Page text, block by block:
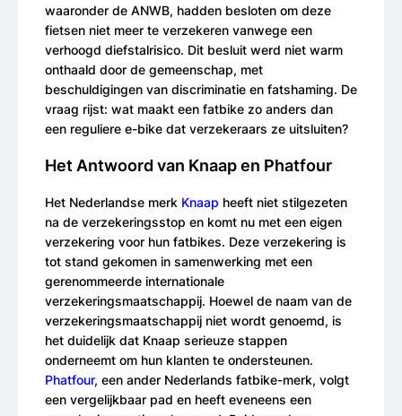
waaronder de ANWB, hadden besloten om deze
fietsen niet meer te verzekeren vanwege een
verhoogd diefstalrisico. Dit besluit werd niet warm
onthaald door de gemeenschap, met
beschuldigingen van discriminatie en fatshaming. De
vraag rijst: wat maakt een fatbike zo anders dan
een reguliere e-bike dat verzekeraars ze uitsluiten?
Het Antwoord van Knaap en Phatfour
Het Nederlandse merk Knaap heeft niet stilgezeten
na de verzekeringsstop en komt nu met een eigen
verzekering voor hun fatbikes. Deze verzekering is
tot stand gekomen in samenwerking met een
gerenommeerde internationale
verzekeringsmaatschappij. Hoewel de naam van de
verzekeringsmaatschappij niet wordt genoemd, is
het duidelijk dat Knaap serieuze stappen
onderneemt om hun klanten te ondersteunen.
Phatfour, een ander Nederlands fatbike-merk, volgt
een vergelijkbaar pad en heeft eveneens een